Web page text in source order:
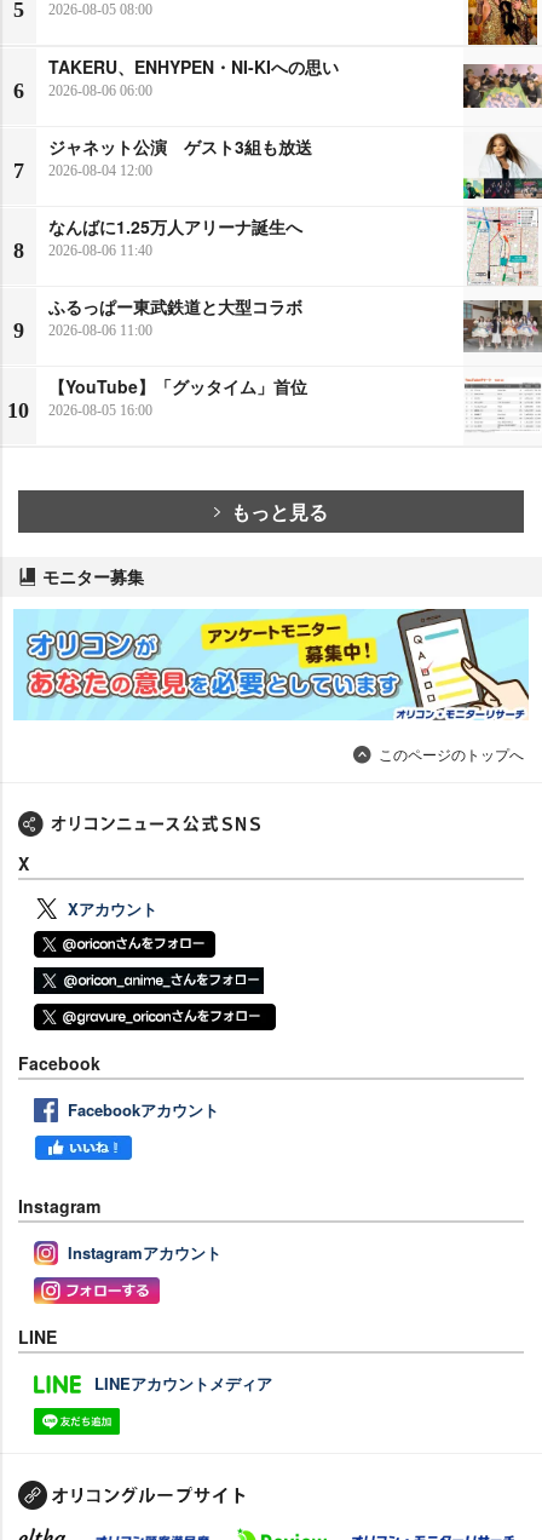
5 2026-08-05 08:00
6
TAKERU、ENHYPEN・NI-KIへの思い
2026-08-06 06:00
7
ジャネット公演 ゲスト3組も放送
2026-08-04 12:00
8
なんばに1.25万人アリーナ誕生へ
2026-08-06 11:40
9
ふるっぱー東武鉄道と大型コラボ
2026-08-06 11:00
10
【YouTube】「グッタイム」首位
2026-08-05 16:00
もっと見る
モニター募集
このページのトップへ
X
Xアカウント
Facebook
Facebookアカウント
Instagram
Instagramアカウント
LINE
LINEアカウントメディア